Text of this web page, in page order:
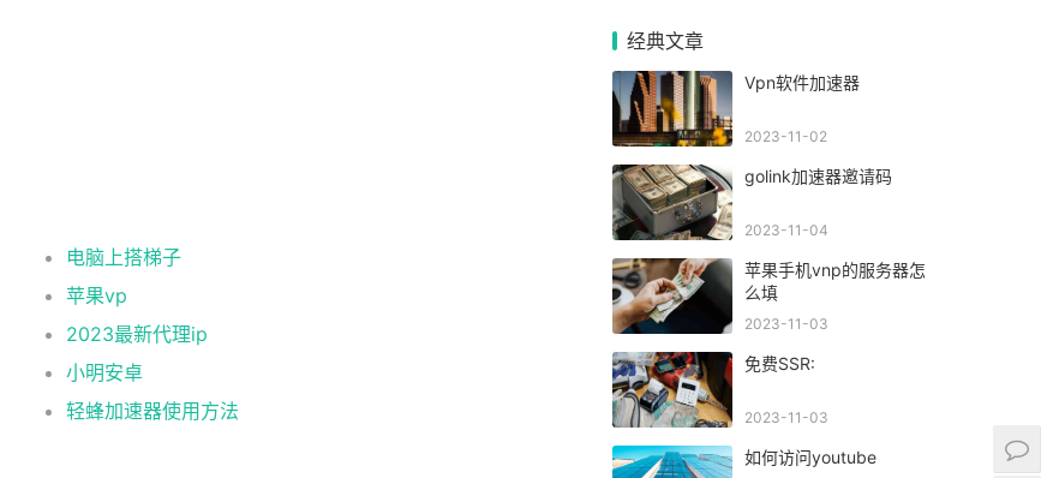
电脑上搭梯子
苹果vp
2023最新代理ip
小明安卓
轻蜂加速器使用方法
经典文章
Ⅴpn软件加速器
2023-11-02
golink加速器邀请码
2023-11-04
苹果手机vnp的服务器怎
么填
2023-11-03
免费SSR:
2023-11-03
如何访问youtube